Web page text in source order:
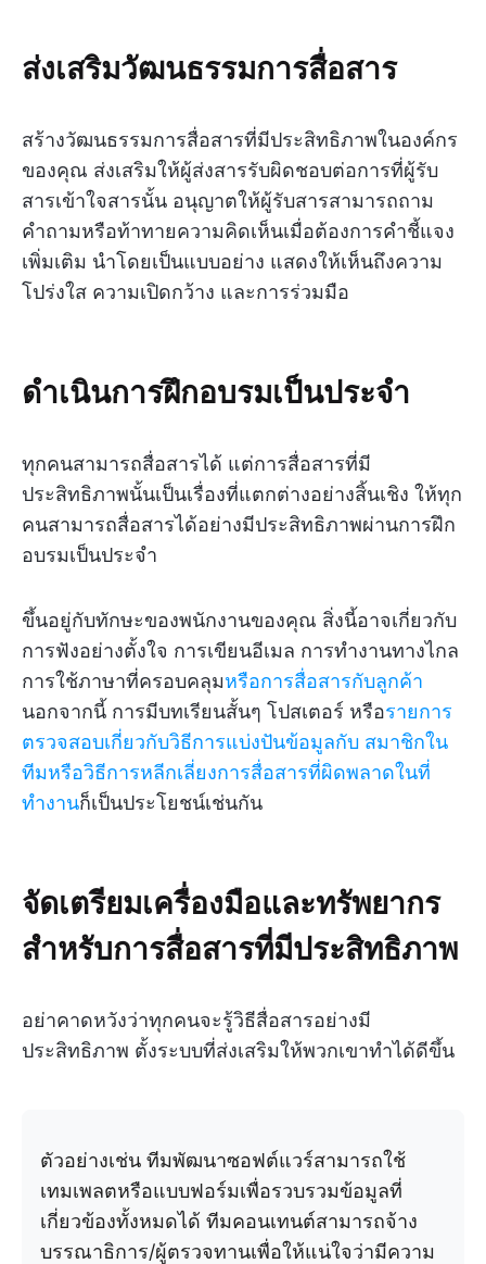
ส่งเสริมวัฒนธรรมการสื่อสาร
สร้างวัฒนธรรมการสื่อสารที่มีประสิทธิภาพในองค์กร
ของคุณ ส่งเสริมให้ผู้ส่งสารรับผิดชอบต่อการที่ผู้รับ
สารเข้าใจสารนั้น อนุญาตให้ผู้รับสารสามารถถาม
คำถามหรือท้าทายความคิดเห็นเมื่อต้องการคำชี้แจง
เพิ่มเติม นำโดยเป็นแบบอย่าง แสดงให้เห็นถึงความ
โปร่งใส ความเปิดกว้าง และการร่วมมือ
ดำเนินการฝึกอบรมเป็นประจำ
ทุกคนสามารถสื่อสารได้ แต่การสื่อสารที่มี
ประสิทธิภาพนั้นเป็นเรื่องที่แตกต่างอย่างสิ้นเชิง ให้ทุก
คนสามารถสื่อสารได้อย่างมีประสิทธิภาพผ่านการฝึก
อบรมเป็นประจำ
ขึ้นอยู่กับทักษะของพนักงานของคุณ สิ่งนี้อาจเกี่ยวกับ
การฟังอย่างตั้งใจ การเขียนอีเมล การทำงานทางไกล
การใช้ภาษาที่ครอบคลุมหรือการสื่อสารกับลูกค้า
นอกจากนี้ การมีบทเรียนสั้นๆ โปสเตอร์ หรือรายการ
ตรวจสอบเกี่ยวกับวิธีการแบ่งปันข้อมูลกับ สมาชิกใน
ทีมหรือวิธีการหลีกเลี่ยงการสื่อสารที่ผิดพลาดในที่
ทำงานก็เป็นประโยชน์เช่นกัน
จัดเตรียมเครื่องมือและทรัพยากร
สำหรับการสื่อสารที่มีประสิทธิภาพ
อย่าคาดหวังว่าทุกคนจะรู้วิธีสื่อสารอย่างมี
ประสิทธิภาพ ตั้งระบบที่ส่งเสริมให้พวกเขาทำได้ดีขึ้น
ตัวอย่างเช่น ทีมพัฒนาซอฟต์แวร์สามารถใช้
เทมเพลตหรือแบบฟอร์มเพื่อรวบรวมข้อมูลที่
เกี่ยวข้องทั้งหมดได้ ทีมคอนเทนต์สามารถจ้าง
บรรณาธิการ/ผู้ตรวจทานเพื่อให้แน่ใจว่ามีความ